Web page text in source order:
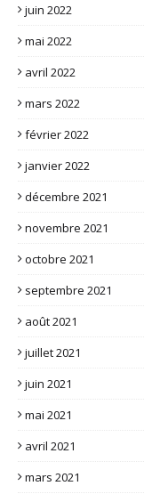
juin 2022
mai 2022
avril 2022
mars 2022
février 2022
janvier 2022
décembre 2021
novembre 2021
octobre 2021
septembre 2021
août 2021
juillet 2021
juin 2021
mai 2021
avril 2021
mars 2021